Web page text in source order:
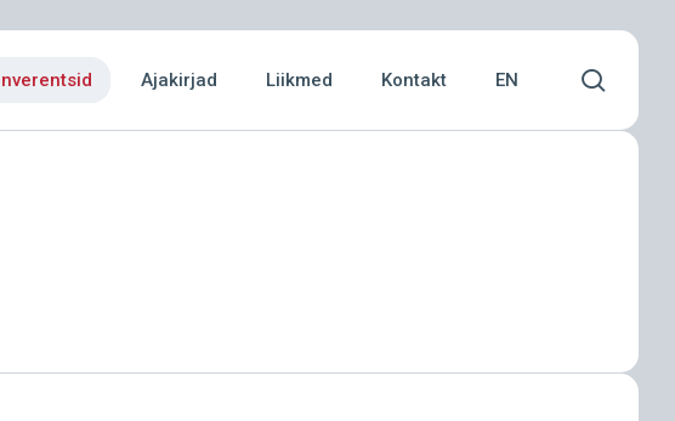
Ajakirjad Liikmed Kontakt EN